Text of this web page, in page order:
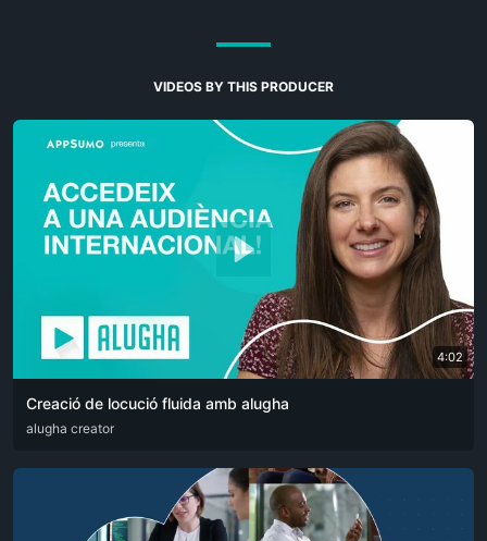
VIDEOS BY THIS PRODUCER
4:02
Creació de locució fluida amb alugha
ARA CAT DEU
alugha creator